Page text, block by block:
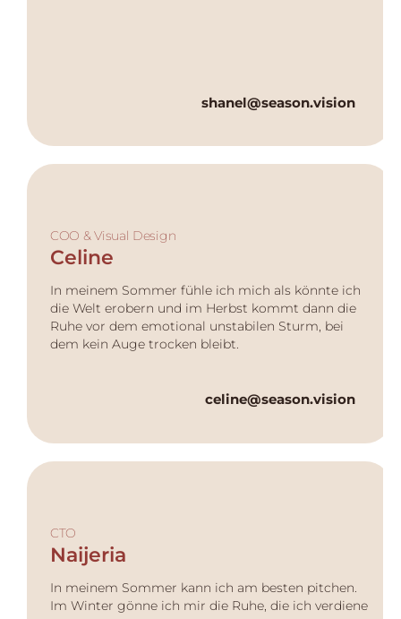
shanel@season.vision
COO & Visual Design
Celine
In meinem Sommer fühle ich mich als könnte ich
die Welt erobern und im Herbst kommt dann die
Ruhe vor dem emotional unstabilen Sturm, bei
dem kein Auge trocken bleibt.
celine@season.vision
CTO
Naijeria
In meinem Sommer kann ich am besten pitchen.
Im Winter gönne ich mir die Ruhe, die ich verdiene